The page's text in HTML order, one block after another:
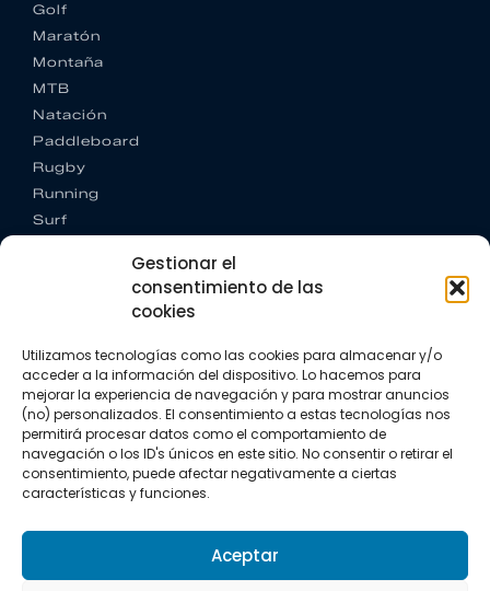
Gestionar el
consentimiento de las
cookies
Utilizamos tecnologías como las cookies para almacenar y/o
acceder a la información del dispositivo. Lo hacemos para
mejorar la experiencia de navegación y para mostrar anuncios
(no) personalizados. El consentimiento a estas tecnologías nos
permitirá procesar datos como el comportamiento de
navegación o los ID's únicos en este sitio. No consentir o retirar el
consentimiento, puede afectar negativamente a ciertas
características y funciones.
Aceptar
Golf
Maratón
Montaña
MTB
Natación
Paddleboard
Rugby
Running
Surf
CONTACTO
+34 662 342 177
info@vkssport.com
SÍGUENOS
Política de privacidad
Política de cookies